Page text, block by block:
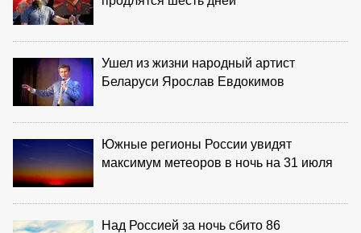
Ушел из жизни народный артист
Беларуси Ярослав Евдокимов
Южные регионы России увидят
максимум метеоров в ночь на 31 июля
Над Россией за ночь сбито 86